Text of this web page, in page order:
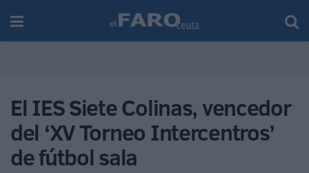
El IES Siete Colinas, vencedor
del ‘XV Torneo Intercentros’
de fútbol sala